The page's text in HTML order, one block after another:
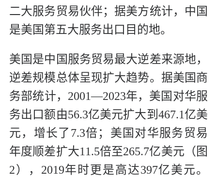
二大服务贸易伙伴；据美方统计，中国
是美国第五大服务出口目的地。
美国是中国服务贸易最大逆差来源地，
逆差规模总体呈现扩大趋势。据美国商
务部统计，2001—2023年，美国对华服
务出口额由56.3亿美元扩大到467.1亿美
元，增长了7.3倍；美国对华服务贸易
年度顺差扩大11.5倍至265.7亿美元（图
2），2019年时更是高达397亿美元。